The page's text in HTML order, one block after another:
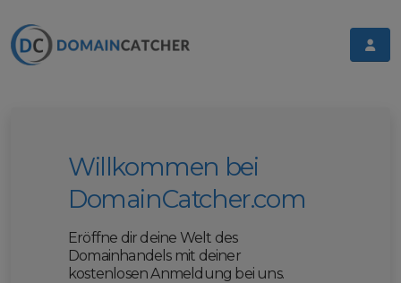
Willkommen bei
DomainCatcher.com
Eröffne dir deine Welt des
Domainhandels mit deiner
kostenlosen Anmeldung bei uns.